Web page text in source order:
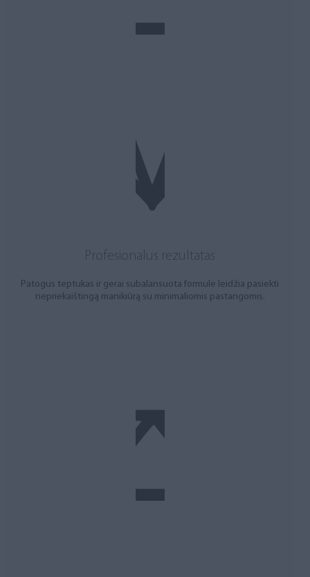
Profesionalus rezultatas
Patogus teptukas ir gerai subalansuota formulė leidžia pasiekti
nepriekaištingą manikiūrą su minimaliomis pastangomis.